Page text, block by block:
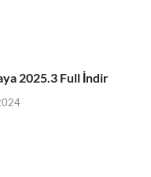
2025.3 Full İndir